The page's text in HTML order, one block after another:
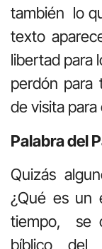
también lo
texto
libertad para
perdón para
de visita
Palabra del
Quizás
¿Qué es un
tiempo, se
bíblico